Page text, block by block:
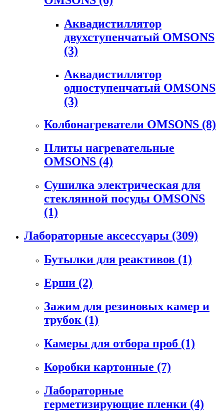
Аквадистиллятор
двухступенчатый OMSONS
(3)
Аквадистиллятор
одноступенчатый OMSONS
(3)
Колбонагреватели OMSONS (8)
Плиты нагревательные
OMSONS (4)
Сушилка электрическая для
стеклянной посуды OMSONS
(1)
Лабораторные аксессуары (309)
Бутылки для реактивов (1)
Ерши (2)
Зажим для резиновых камер и
трубок (1)
Камеры для отбора проб (1)
Коробки картонные (7)
Лабораторные
герметизирующие пленки (4)